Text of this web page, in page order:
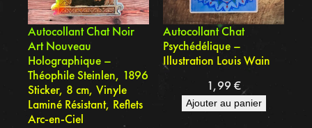
Autocollant Chat Noir
Art Nouveau
Holographique –
Théophile Steinlen, 1896
Sticker, 8 cm, Vinyle
Laminé Résistant, Reflets
Arc-en-Ciel
Autocollant Chat
Psychédélique –
Illustration Louis Wain
1,99 €
Ajouter au panier